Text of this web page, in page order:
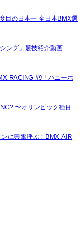
目の日本一 全日本BMX選
ング」競技紹介動画
RACING #9「バニーホ
〜オリンピック種目
に興奮呼ぶ！BMX-AIR